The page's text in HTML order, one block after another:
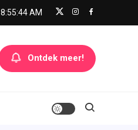
8:55:45 AM
Ontdek meer!